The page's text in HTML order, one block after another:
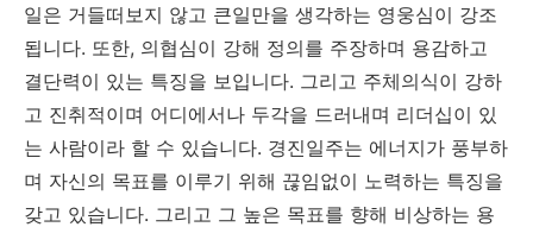
일은 거들떠보지 않고 큰일만을 생각하는 영웅심이 강조
됩니다. 또한, 의협심이 강해 정의를 주장하며 용감하고
결단력이 있는 특징을 보입니다. 그리고 주체의식이 강하
고 진취적이며 어디에서나 두각을 드러내며 리더십이 있
는 사람이라 할 수 있습니다. 경진일주는 에너지가 풍부하
며 자신의 목표를 이루기 위해 끊임없이 노력하는 특징을
갖고 있습니다. 그리고 그 높은 목표를 향해 비상하는 용